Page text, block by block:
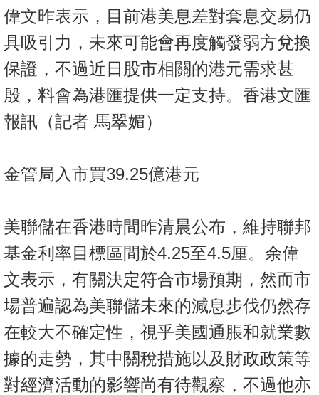
聞
數
據
公
佈
置
手
關
於
我
們
偉文昨表示，目前港美息差對套息交易仍
具吸引力，未來可能會再度觸發弱方兌換
保證，不過近日股市相關的港元需求甚
殷，料會為港匯提供一定支持。香港文匯
報訊（記者 馬翠媚）
金管局入市買39.25億港元
美聯儲在香港時間昨清晨公布，維持聯邦
基金利率目標區間於4.25至4.5厘。余偉
文表示，有關決定符合市場預期，然而市
場普遍認為美聯儲未來的減息步伐仍然存
在較大不確定性，視乎美國通脹和就業數
據的走勢，其中關稅措施以及財政政策等
對經濟活動的影響尚有待觀察，不過他亦